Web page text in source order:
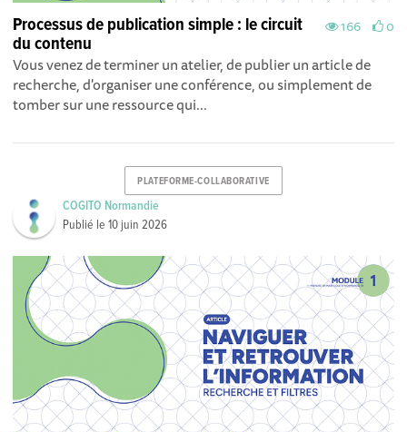
166 0
Processus de publication simple : le circuit
du contenu
Vous venez de terminer un atelier, de publier un article de
recherche, d'organiser une conférence, ou simplement de
tomber sur une ressource qui...
PLATEFORME-COLLABORATIVE
COGITO Normandie
Publié le10 juin 2026